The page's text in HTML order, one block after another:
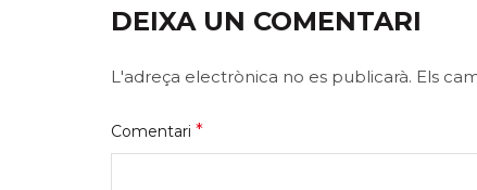
DEIXA UN COMENTARI
L'adreça electrònica no es publicarà. Els
Comentari *